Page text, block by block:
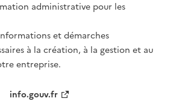
administrative pour les
et démarches
à la création, à la gestion et au
entreprise.
info.gouv.fr